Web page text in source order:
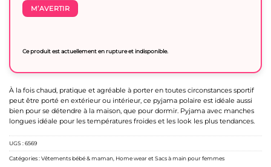
À la fois chaud, pratique et agréable à porter en toutes circonstances sportif
peut être porté en extérieur ou intérieur, ce pyjama polaire est idéale aussi
bien pour se détendre à la maison, que pour dormir. Pyjama avec manches
longues idéale pour les températures froides et les look les plus tendances.
M’AVERTIR
Ce produit est actuellement en rupture et indisponible.
UGS :6569
Catégories :Vêtements bébé & maman Home wear et Sacs à main pour femmes